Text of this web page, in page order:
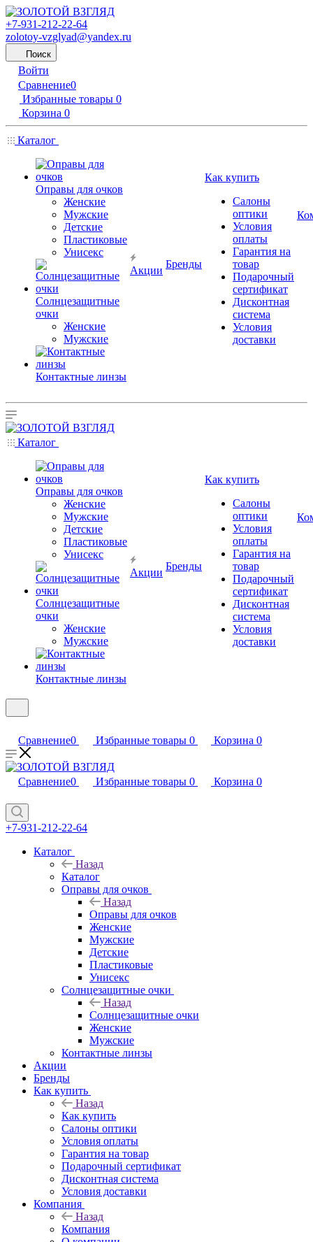
+7-931-212-22-64
zolotoy-vzglyad@yandex.ru
Поиск
Войти
Сравнение0
Избранные товары 0
Корзина 0
Каталог
Оправы для очков
Женские
Мужские
Детские
Пластиковые
Унисекс
Солнцезащитные
очки
Женские
Мужские
Контактные линзы
Акции
Бренды
Как купить
Салоны
оптики
Условия
оплаты
Гарантия на
товар
Подарочный
сертификат
Дисконтная
система
Условия
доставки
Каталог
Оправы для очков
Женские
Мужские
Детские
Пластиковые
Унисекс
Солнцезащитные
очки
Женские
Мужские
Контактные линзы
Акции
Бренды
Как купить
Салоны
оптики
Условия
оплаты
Гарантия на
товар
Подарочный
сертификат
Дисконтная
система
Условия
доставки
Сравнение0 Избранные товары 0 Корзина 0
Сравнение0 Избранные товары 0 Корзина 0
+7-931-212-22-64
Каталог
Назад
Каталог
Оправы для очков
Назад
Оправы для очков
Женские
Мужские
Детские
Пластиковые
Унисекс
Солнцезащитные очки
Назад
Солнцезащитные очки
Женские
Мужские
Контактные линзы
Акции
Бренды
Как купить
Назад
Как купить
Салоны оптики
Условия оплаты
Гарантия на товар
Подарочный сертификат
Дисконтная система
Условия доставки
Компания
Назад
Компания